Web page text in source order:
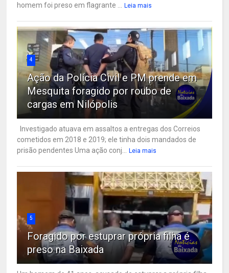
homem foi preso em flagrante ...
Leia mais
4
Ação da Polícia Civil e PM prende em
Mesquita foragido por roubo de
cargas em Nilópolis
Investigado atuava em assaltos a entregas dos Correios
cometidos em 2018 e 2019; ele tinha dois mandados de
prisão pendentes Uma ação conj...
Leia mais
5
Foragido por estuprar própria filha é
preso na Baixada